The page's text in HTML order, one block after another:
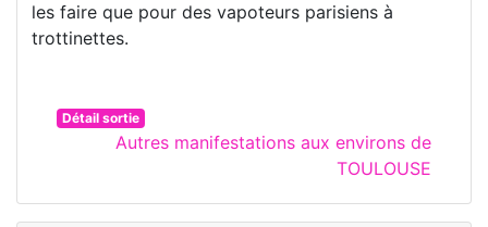
les faire que pour des vapoteurs parisiens à
trottinettes.
Détail sortie
Autres manifestations aux environs de
TOULOUSE